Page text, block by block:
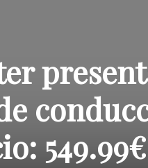
549.99€